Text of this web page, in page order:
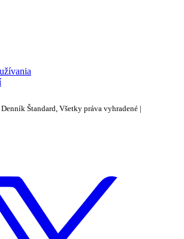
Denník Štandard, Všetky práva vyhradené |